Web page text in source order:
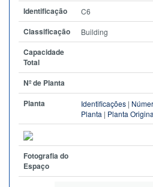
Identificação C6
Classificação Building
Capacidade
Total
Nº de Planta
Planta
Identificações |
Planta | Planta
Fotografia do
Espaço